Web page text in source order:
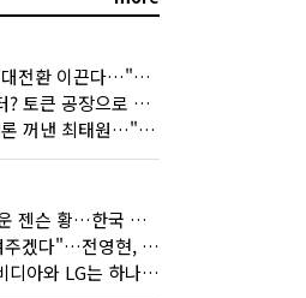
AI로 제조업 대전환 이끈다…"2030년까지 민관합동 20조 투자"
②데이터센터? 토큰 공장으로 변신
AI 시대 인재론 꺼낸 최태원…"협업이 경쟁력"
총수들 줄세운 젠슨 황…한국 산업계 새판 짰다
"결과로 보여주겠다"…전영현, 젠슨 황과 HBM5 논의
젠슨 황 "엔비디아와 LG는 하나의 거대한 팀"